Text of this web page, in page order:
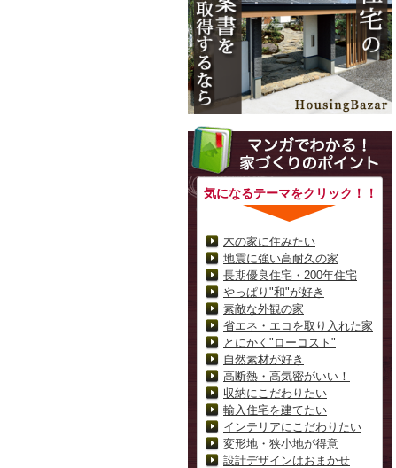
気になるテーマをクリック！！
木の家に住みたい
地震に強い高耐久の家
長期優良住宅・200年住宅
やっぱり"和"が好き
素敵な外観の家
省エネ・エコを取り入れた家
とにかく"ローコスト"
自然素材が好き
高断熱・高気密がいい！
収納にこだわりたい
輸入住宅を建てたい
インテリアにこだわりたい
変形地・狭小地が得意
設計デザインはおまかせ